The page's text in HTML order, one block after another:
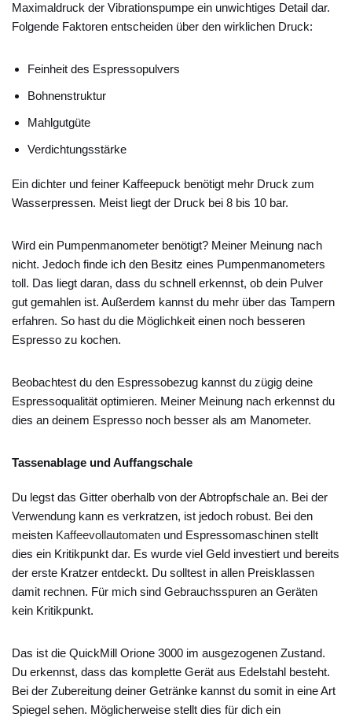
Maximaldruck der Vibrationspumpe ein unwichtiges Detail dar.
Folgende Faktoren entscheiden über den wirklichen Druck:
Feinheit des Espressopulvers
Bohnenstruktur
Mahlgutgüte
Verdichtungsstärke
Ein dichter und feiner Kaffeepuck benötigt mehr Druck zum
Wasserpressen. Meist liegt der Druck bei 8 bis 10 bar.
Wird ein Pumpenmanometer benötigt? Meiner Meinung nach
nicht. Jedoch finde ich den Besitz eines Pumpenmanometers
toll. Das liegt daran, dass du schnell erkennst, ob dein Pulver
gut gemahlen ist. Außerdem kannst du mehr über das Tampern
erfahren. So hast du die Möglichkeit einen noch besseren
Espresso zu kochen.
Beobachtest du den Espressobezug kannst du zügig deine
Espressoqualität optimieren. Meiner Meinung nach erkennst du
dies an deinem Espresso noch besser als am Manometer.
Tassenablage und Auffangschale
Du legst das Gitter oberhalb von der Abtropfschale an. Bei der
Verwendung kann es verkratzen, ist jedoch robust. Bei den
meisten Kaffeevollautomaten und Espressomaschinen stellt
dies ein Kritikpunkt dar. Es wurde viel Geld investiert und bereits
der erste Kratzer entdeckt. Du solltest in allen Preisklassen
damit rechnen. Für mich sind Gebrauchsspuren an Geräten
kein Kritikpunkt.
Das ist die QuickMill Orione 3000 im ausgezogenen Zustand.
Du erkennst, dass das komplette Gerät aus Edelstahl besteht.
Bei der Zubereitung deiner Getränke kannst du somit in eine Art
Spiegel sehen. Möglicherweise stellt dies für dich ein